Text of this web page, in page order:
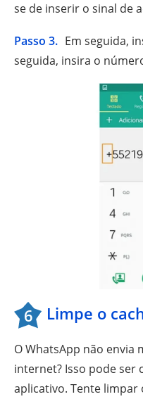
se de inserir o sinal de
Passo 3. Em seguida,
seguida, insira o
6 Limpe o
O WhatsApp não envia
internet? Isso pode ser
aplicativo. Tente